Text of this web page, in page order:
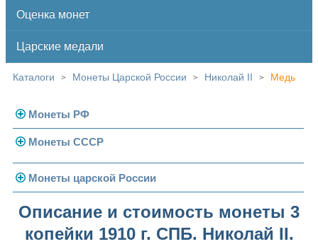
Оценка монет
Царские медали
Каталоги > Монеты Царской России > Николай II > Медь
Монеты РФ
Современная Россия
Монеты 1991-1993 гг.
Монеты СССР
Погодовка СССР
Монеты 1958 года
Золотые червонцы
Монеты царской России
Николай II (1894-1917)
Золото
Александр III (1881-1894)
Описание и стоимость монеты 3
копейки 1910 г. СПБ. Николай II.